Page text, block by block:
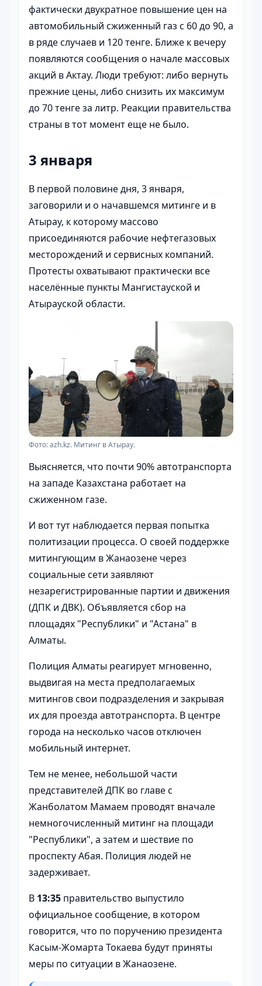
фактически двукратное повышение цен на
автомобильный сжиженный газ с 60 до 90, а
в ряде случаев и 120 тенге. Ближе к вечеру
появляются сообщения о начале массовых
акций в Актау. Люди требуют: либо вернуть
прежние цены, либо снизить их максимум
до 70 тенге за литр. Реакции правительства
страны в тот момент еще не было.
3 января
В первой половине дня, 3 января,
заговорили и о начавшемся митинге и в
Атырау, к которому массово
присоединяются рабочие нефтегазовых
месторождений и сервисных компаний.
Протесты охватывают практически все
населённые пункты Мангистауской и
Атырауской области.
Фото: azh.kz. Митинг в Атырау.
Выясняется, что почти 90% автотранспорта
на западе Казахстана работает на
сжиженном газе.
И вот тут наблюдается первая попытка
политизации процесса. О своей поддержке
митингующим в Жанаозене через
социальные сети заявляют
незарегистрированные партии и движения
(ДПК и ДВК). Объявляется сбор на
площадях "Республики" и "Астана" в
Алматы.
Полиция Алматы реагирует мгновенно,
выдвигая на места предполагаемых
митингов свои подразделения и закрывая
их для проезда автотранспорта. В центре
города на несколько часов отключен
мобильный интернет.
Тем не менее, небольшой части
представителей ДПК во главе с
Жанболатом Мамаем проводят вначале
немногочисленный митинг на площади
"Республики", а затем и шествие по
проспекту Абая. Полиция людей не
задерживает.
В 13:35 правительство выпустило
официальное сообщение, в котором
говорится, что по поручению президента
Касым-Жомарта Токаева будут приняты
меры по ситуации в Жанаозене.